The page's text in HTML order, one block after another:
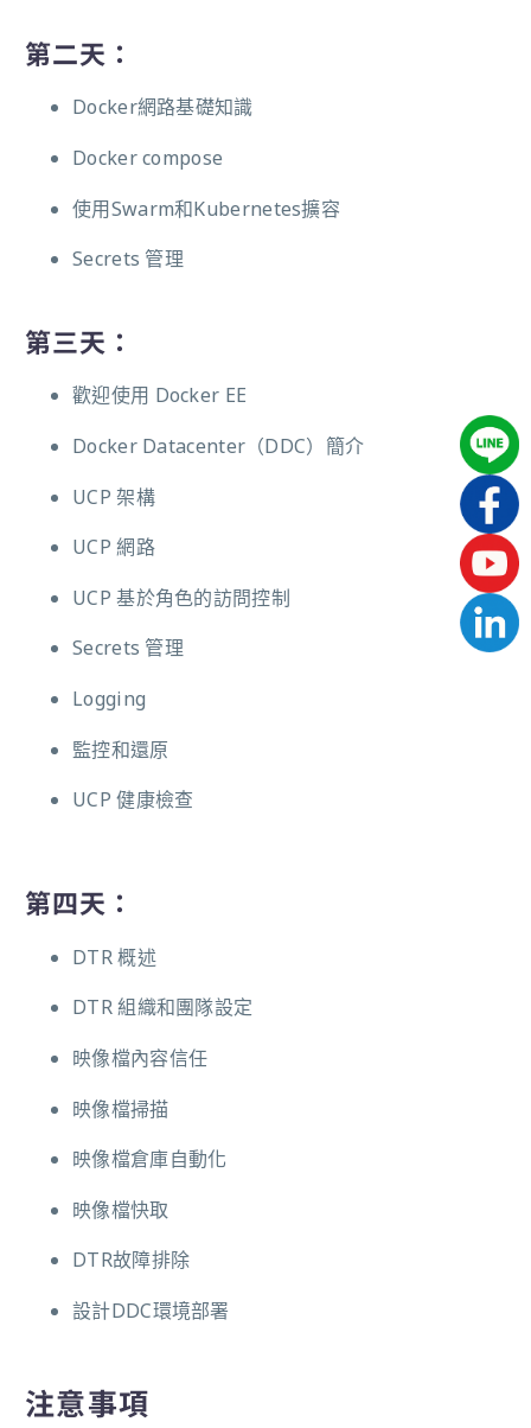
第二天：
Docker網路基礎知識
Docker compose
使用Swarm和Kubernetes擴容
Secrets 管理
第三天：
歡迎使用 Docker EE
Docker Datacenter（DDC）簡介
UCP 架構
UCP 網路
UCP 基於角色的訪問控制
Secrets 管理
Logging
監控和還原
UCP 健康檢查
第四天：
DTR 概述
DTR 組織和團隊設定
映像檔內容信任
映像檔掃描
映像檔倉庫自動化
映像檔快取
DTR故障排除
設計DDC環境部署
注意事項